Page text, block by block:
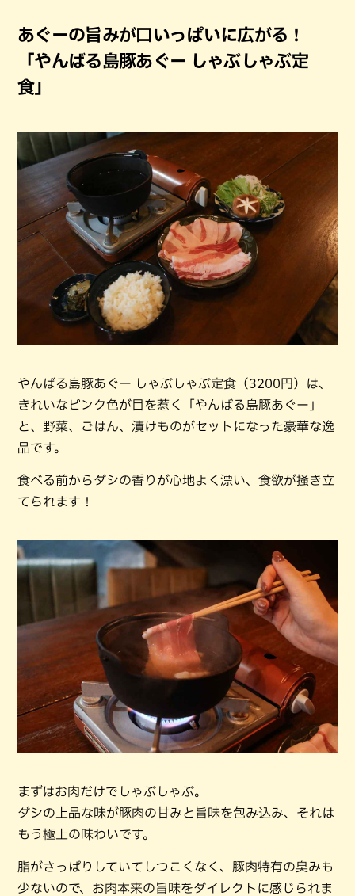
あぐーの旨みが口いっぱいに広がる！
「やんばる島豚あぐー しゃぶしゃぶ定
食」
やんばる島豚あぐー しゃぶしゃぶ定食（3200円）は、
きれいなピンク色が目を惹く「やんばる島豚あぐー」
と、野菜、ごはん、漬けものがセットになった豪華な逸
品です。
食べる前からダシの香りが心地よく漂い、食欲が掻き立
てられます！
まずはお肉だけでしゃぶしゃぶ。
ダシの上品な味が豚肉の甘みと旨味を包み込み、それは
もう極上の味わいです。
脂がさっぱりしていてしつこくなく、豚肉特有の臭みも
少ないので、お肉本来の旨味をダイレクトに感じられま